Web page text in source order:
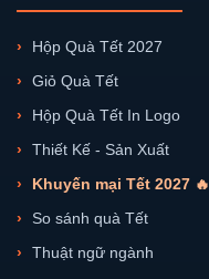
Hộp Quà Tết 2027
Giỏ Quà Tết
Hộp Quà Tết In Logo
Thiết Kế - Sản Xuất
Khuyến mại Tết 2027 🔥
So sánh quà Tết
Thuật ngữ ngành